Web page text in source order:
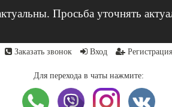
Просьба уточнять
Заказать звонок Вход Регистрация
Для перехода в чаты нажмите: